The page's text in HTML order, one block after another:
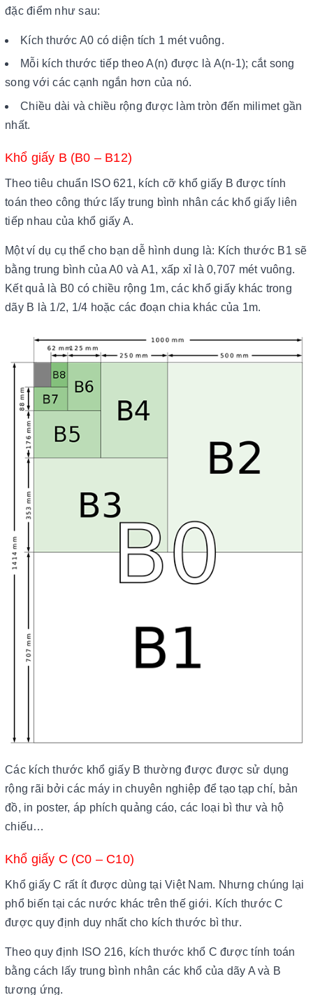
đặc điểm như sau:
Kích thước A0 có diện tích 1 mét vuông.
Mỗi kích thước tiếp theo A(n) được là A(n-1); cắt song
song với các cạnh ngắn hơn của nó.
Chiều dài và chiều rộng được làm tròn đến milimet gần
nhất.
Khổ giấy B (B0 – B12)
Theo tiêu chuẩn ISO 621, kích cỡ khổ giấy B được tính
toán theo công thức lấy trung bình nhân các khổ giấy liên
tiếp nhau của khổ giấy A.
Một ví dụ cụ thể cho bạn dễ hình dung là: Kích thước B1 sẽ
bằng trung bình của A0 và A1, xấp xỉ là 0,707 mét vuông.
Kết quả là B0 có chiều rộng 1m, các khổ giấy khác trong
dãy B là 1/2, 1/4 hoặc các đoạn chia khác của 1m.
Các kích thước khổ giấy B thường được được sử dụng
rộng rãi bởi các máy in chuyên nghiệp để tạo tạp chí, bản
đồ, in poster, áp phích quảng cáo, các loại bì thư và hộ
chiếu…
Khổ giấy C (C0 – C10)
Khổ giấy C rất ít được dùng tại Việt Nam. Nhưng chúng lại
phổ biến tại các nước khác trên thế giới. Kích thước C
được quy định duy nhất cho kích thước bì thư.
Theo quy định ISO 216, kích thước khổ C được tính toán
bằng cách lấy trung bình nhân các khổ của dãy A và B
tương ứng.